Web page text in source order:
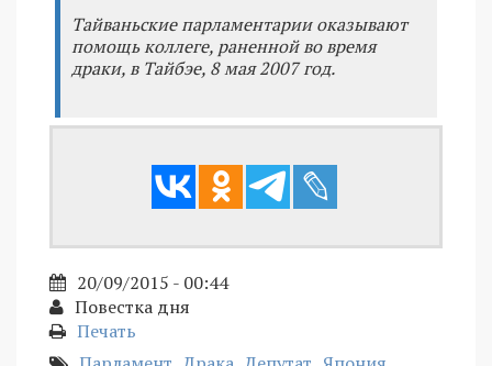
Тайваньские парламентарии оказывают
помощь коллеге, раненной во время
драки, в Тайбэе, 8 мая 2007 год.
20/09/2015 - 00:44
Повестка дня
Печать